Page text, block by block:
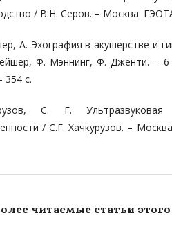
/ В.Н. Серов. – Москва:
А. Эхография в акушерстве и
Ф. Мэннинг, Ф. Дженти. –
354 с.
С. Г. Ультразвуковая
/ С.Г. Хачкурузов. –
читаемые статьи этого